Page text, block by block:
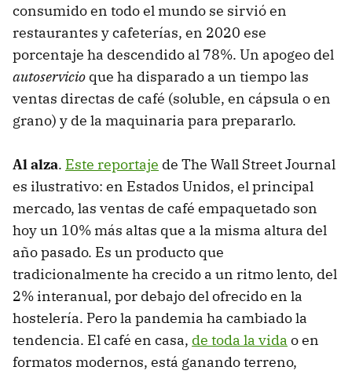
consumido en todo el mundo se sirvió en
restaurantes y cafeterías, en 2020 ese
porcentaje ha descendido al 78%. Un apogeo del
autoservicio que ha disparado a un tiempo las
ventas directas de café (soluble, en cápsula o en
grano) y de la maquinaria para prepararlo.
Al alza. Este reportaje de The Wall Street Journal
es ilustrativo: en Estados Unidos, el principal
mercado, las ventas de café empaquetado son
hoy un 10% más altas que a la misma altura del
año pasado. Es un producto que
tradicionalmente ha crecido a un ritmo lento, del
2% interanual, por debajo del ofrecido en la
hostelería. Pero la pandemia ha cambiado la
tendencia. El café en casa, de toda la vida o en
formatos modernos, está ganando terreno,